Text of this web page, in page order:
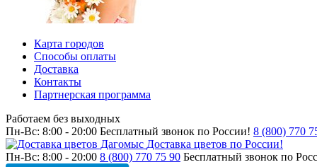
Карта городов
Способы оплаты
Доставка
Контакты
Партнерская программа
Работаем без выходных
Пн-Вс: 8:00 - 20:00 Бесплатный звонок по России! 8 (800) 770
Доставка цветов по России!
Пн-Вс: 8:00 - 20:00 8 (800) 770 75 90 Бесплатный звонок по